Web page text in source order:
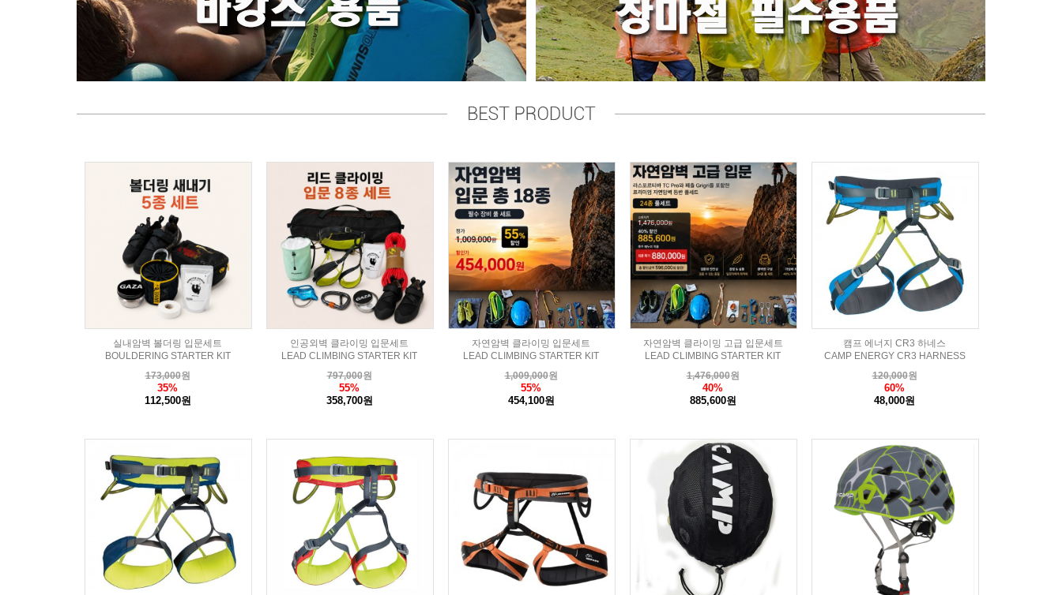
실내암벽 볼더링 입문세트
BOULDERING STARTER KIT
173,000원
35%
112,500원
인공외벽 클라이밍 입문세트
LEAD CLIMBING STARTER KIT
797,000원
55%
358,700원
자연암벽 클라이밍 입문세트
LEAD CLIMBING STARTER KIT
1,009,000원
55%
454,100원
자연암벽 클라이밍 고급 입문세트
LEAD CLIMBING STARTER KIT
1,476,000원
40%
885,600원
캠프 에너지 CR3 하네스
CAMP ENERGY CR3 HARNESS
120,000원
60%
48,000원